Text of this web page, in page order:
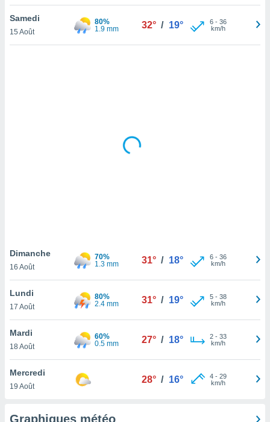
à
en
le
notre
que
et que
Samedi
15 Août
80%
1.9 mm
32° / 19° 6- 36
km/h
Dimanche
16 Août
70%
1.3 mm
31° / 18° 6- 36
km/h
Lundi
17 Août
80%
2.4 mm
31° / 19° 5- 38
km/h
Mardi
18 Août
60%
0.5 mm
27° / 18° 2- 33
km/h
Mercredi
19 Août
28° / 16° 4- 29
km/h
Graphiques météo